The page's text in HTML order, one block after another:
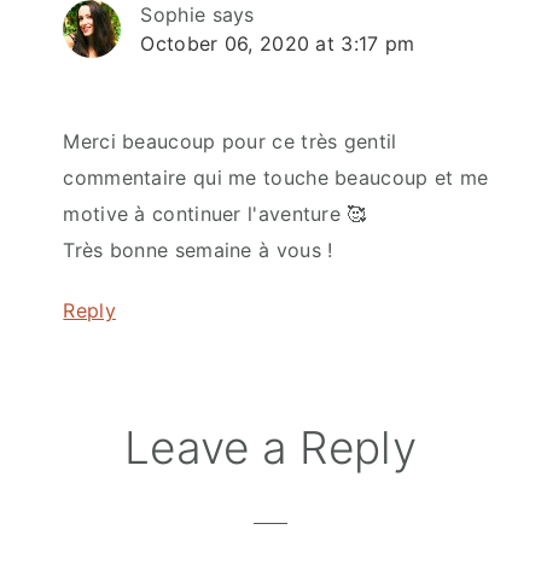
Sophie says
October 06, 2020 at 3:17 pm
Merci beaucoup pour ce très gentil
commentaire qui me touche beaucoup et me
motive à continuer l'aventure 🥰
Très bonne semaine à vous !
Reply
Leave a Reply